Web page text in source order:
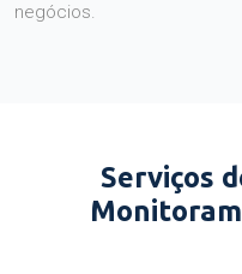
negócios.
Serviços